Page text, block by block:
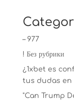
– 977
! Без рубрики
¿1xbet es
tus dudas en
"Can Trump